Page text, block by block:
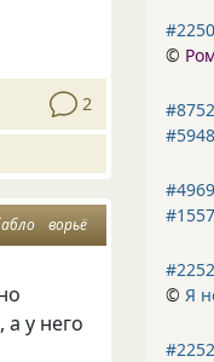
2
ворьё
у него
©
© Я